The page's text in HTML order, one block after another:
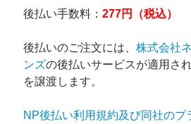
後払い手数料： 277円（税込）
後払いのご注文には、 株式会社
ンズの後払いサービスが適用さ
を譲渡します。
NP後払い利用規約及び同社のプ